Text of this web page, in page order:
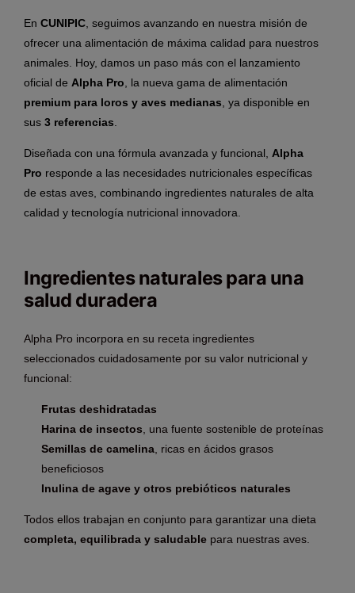
En CUNIPIC , seguimos avanzando en nuestra misión de
ofrecer una alimentación de máxima calidad para nuestros
animales. Hoy, damos un paso más con el lanzamiento
oficial de Alpha Pro , la nueva gama de alimentación
premium para loros y aves medianas , ya disponible en
sus 3 referencias
Diseñada con una fórmula avanzada y funcional, Alpha
Pro responde a las necesidades nutricionales específicas
de estas aves, combinando ingredientes naturales de alta
calidad y tecnología nutricional innovadora.
Ingredientes naturales para una
salud duradera
Alpha Pro incorpora en su receta ingredientes
seleccionados cuidadosamente por su valor nutricional y
funcional:
Frutas deshidratadas
Harina de insectos , una fuente sostenible de proteínas
Semillas de camelina , ricas en ácidos grasos
beneficiosos
Inulina de agave y otros prebióticos naturales
Todos ellos trabajan en conjunto para garantizar una dieta
completa, equilibrada y saludable para nuestras aves.